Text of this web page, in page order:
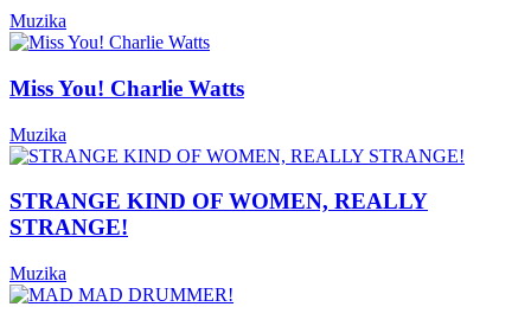
Muzika
Miss You! Charlie Watts
Muzika
STRANGE KIND OF WOMEN, REALLY
STRANGE!
Muzika